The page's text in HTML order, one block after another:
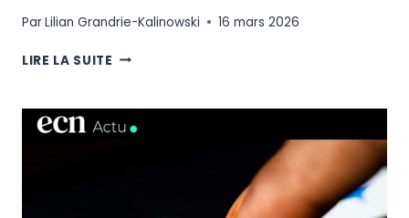
ParLilian Grandrie-Kalinowski 16 mars 2026
LIRE LA SUITE RÉSULTATS
COMMENT
ZALANDO